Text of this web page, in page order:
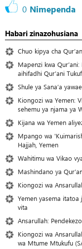
0 Nimependa
Habari zinazohusiana
Chuo kipya cha
Mapenzi kwa
aihifadhi Qur’ani
Shule ya Sana’a
Kiongozi wa Yemen:
sehemu ya njama ya
Kijana wa Yemen
Mpango wa
Hajjah, Yemen
Wahitimu wa Vikao
Mashindano ya
Kiongozi wa
Yemen yasema
vita
Ansarullah:
Kiongozi wa
wa Mtume Mtukufu